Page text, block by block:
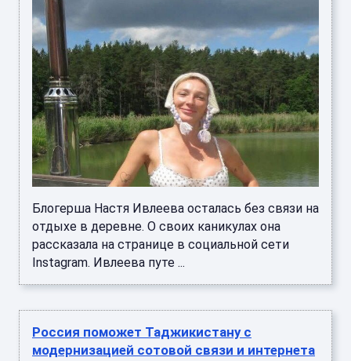
Блогерша Настя Ивлеева осталась без связи на
отдыхе в деревне. О своих каникулах она
рассказала на странице в социальной сети
Instagram. Ивлеева путе ...
Россия поможет Таджикистану с
модернизацией сотовой связи и интернета